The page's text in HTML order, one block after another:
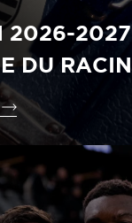
2026-
DU